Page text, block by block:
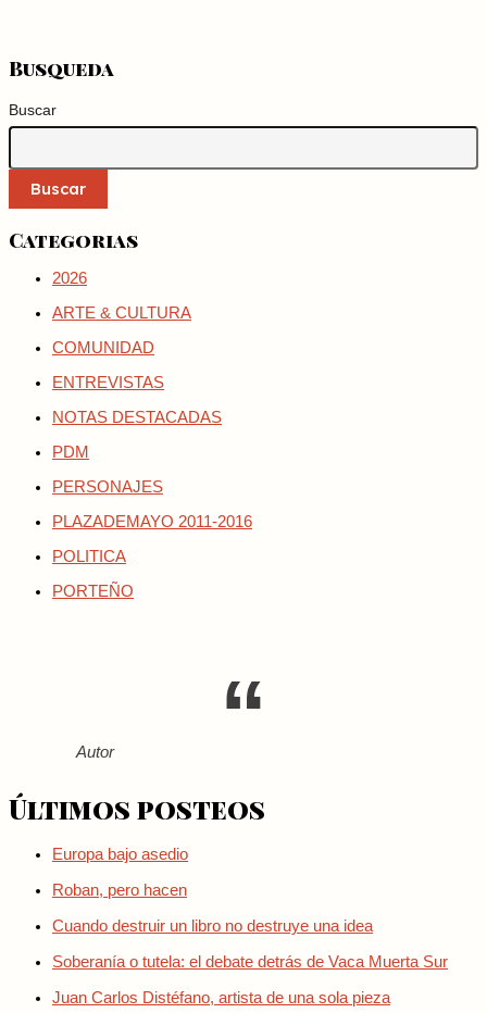
Busqueda
Buscar
Buscar
Categorias
2026
ARTE & CULTURA
COMUNIDAD
ENTREVISTAS
NOTAS DESTACADAS
PDM
PERSONAJES
PLAZADEMAYO 2011-2016
POLITICA
PORTEÑO
Autor
Últimos posteos
Europa bajo asedio
Roban, pero hacen
Cuando destruir un libro no destruye una idea
Soberanía o tutela: el debate detrás de Vaca Muerta Sur
Juan Carlos Distéfano, artista de una sola pieza